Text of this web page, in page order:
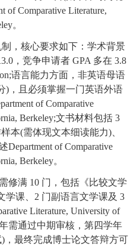
of Comparative Literature,
。
，核心要求如下：学术背景
，竞争申请者 GPA 多在 3.8
语言能力方面，非英语母语
)，且必须掌握一门英语外语
of Comparative
Berkeley;文书材料包括 3
本(需体现文本细读能力)、
of Comparative
Berkeley。
满 10 门，包括《比较文学
学课、2 门副语言文学课及 3
Literature, University of
需通过中期审核，第四学年
，最终完成博士论文答辩方可